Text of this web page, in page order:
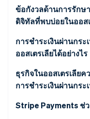
ข้อกังวลด้านการรักษ
ดิจิทัลที่พบบ่อยในออส
การฉ้อโกงการจัดสร
ฟิชชิ่งที่มุ่งเป้าไปที่กา
แอปที่ประสงค์ร้าย
การชำระเงินผ่านกร
ออสเตรเลียได้อย่างไร
การโอนความรับผิด
ไม่มีข้อมูลบัตรที่เทอร์
ธุรกิจในออสเตรเลีย
การชำระเงินผ่านกระ
Stripe Payments ช่ว